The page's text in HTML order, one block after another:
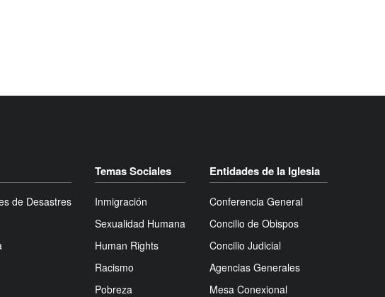
de Desastres
Temas Sociales
Inmigración
Sexualidad Humana
Human Rights
Racismo
Pobreza
Entidades de la Iglesia
Conferencia General
Concilio de Obispos
Concilio Judicial
Agencias Generales
Mesa Conexional